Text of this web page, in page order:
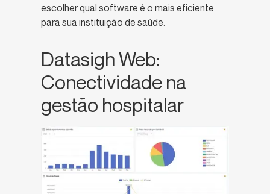
escolher qual software é o mais eficiente
para sua instituição de saúde.
Datasigh Web:
Conectividade na
gestão hospitalar